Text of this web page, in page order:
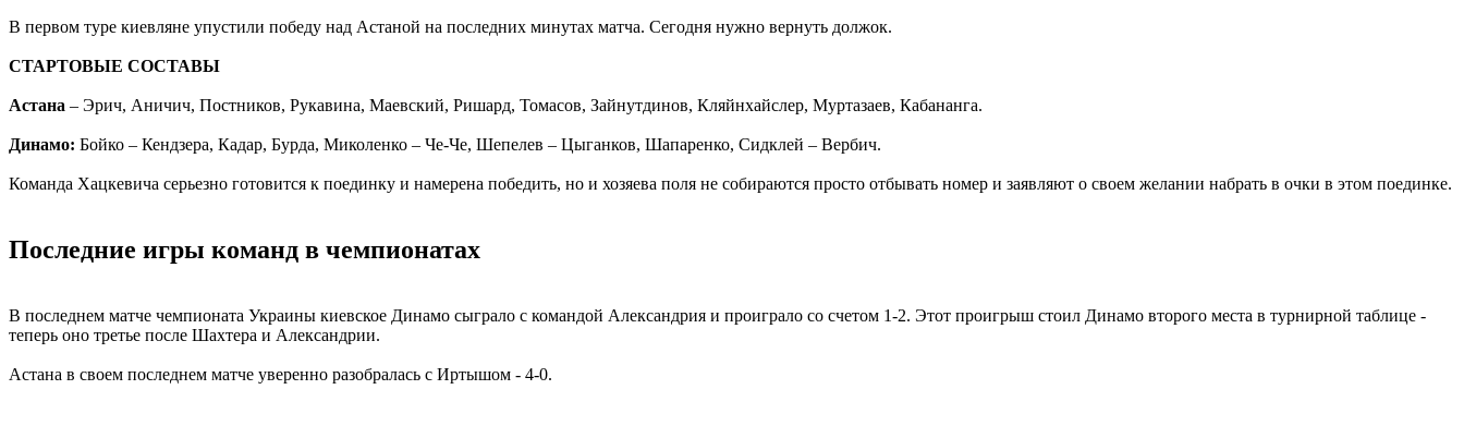
В первом туре киевляне упустили победу над Астаной на последних минутах матча. Сегодня нужно вернуть должок.
СТАРТОВЫЕ СОСТАВЫ
Астана – Эрич, Аничич, Постников, Рукавина, Маевский, Ришард, Томасов, Зайнутдинов, Кляйнхайслер, Муртазаев, Кабананга.
Динамо: Бойко – Кендзера, Кадар, Бурда, Миколенко – Че-Че, Шепелев – Цыганков, Шапаренко, Сидклей – Вербич.
Команда Хацкевича серьезно готовится к поединку и намерена победить, но и хозяева поля не собираются просто отбывать номер и заявляют о своем желании набрать в очки в этом поединке.
Последние игры команд в чемпионатах
В последнем матче чемпионата Украины киевское Динамо сыграло с командой Александрия и проиграло со счетом 1-2. Этот проигрыш стоил Динамо второго места в турнирной таблице -
теперь оно третье после Шахтера и Александрии.
Астана в своем последнем матче уверенно разобралась с Иртышом - 4-0.